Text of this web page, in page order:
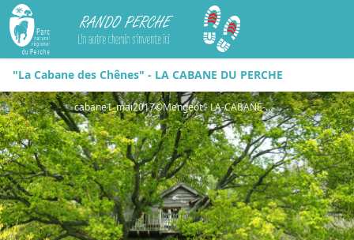
Rando Perche
"La Cabane des Chênes" - LA CABANE DU PERCHE
cabane1_mai2017©Mengeot - LA-CABANE-DU-PERCHE©Mengeot